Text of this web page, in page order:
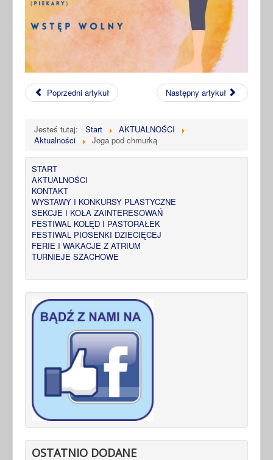
Poprzedni artykuł Następny artykuł
Jesteś tutaj: Start
AKTUALNOŚCI
Aktualności
Joga pod chmurką
START
AKTUALNOŚCI
KONTAKT
WYSTAWY I KONKURSY PLASTYCZNE
SEKCJE I KOŁA ZAINTERESOWAŃ
FESTIWAL KOLĘD I PASTORAŁEK
FESTIWAL PIOSENKI DZIECIĘCEJ
FERIE I WAKACJE Z ATRIUM
TURNIEJE SZACHOWE
OSTATNIO DODANE